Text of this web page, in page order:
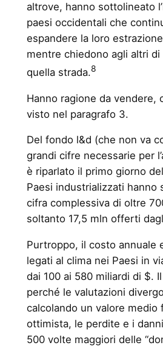
altrove, hanno sottolineato
paesi occidentali che
espandere la loro
mentre chiedono agli altri
quella strada.8
Hanno ragione da vendere,
visto nel paragrafo 3.
Del fondo l&d (che non va
grandi cifre necessarie per
è riparlato il primo giorno
Paesi industrializzati hanno
cifra complessiva di oltre
soltanto 17,5 mln offerti
Purtroppo, il costo annuale
legati al clima nei Paesi in
dai 100 ai 580 miliardi di $.
perché le valutazioni
calcolando un valore medio
ottimista, le perdite e i
500 volte maggiori delle